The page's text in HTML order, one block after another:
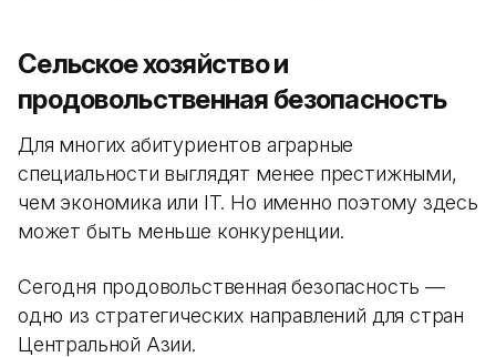
Сельское хозяйство и
продовольственная безопасность
Для многих абитуриентов аграрные
специальности выглядят менее престижными,
чем экономика или IT. Но именно поэтому здесь
может быть меньше конкуренции.
Сегодня продовольственная безопасность —
одно из стратегических направлений для стран
Центральной Азии.